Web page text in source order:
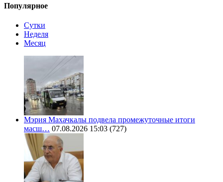
Популярное
Сутки
Неделя
Месяц
Мэрия Махачкалы подвела промежуточные итоги
масш… 07.08.2026 15:03 (727)